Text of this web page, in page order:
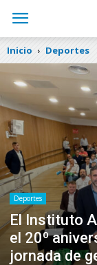
Inicio Deportes
Deportes
El Instituto
el 20º
jornada de